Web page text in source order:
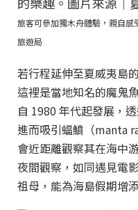
旅客可參加獨木舟體驗，親自
旅遊局
若行程延伸至夏威夷島
這裡是當地知名的魔鬼
自 1980 年代起發展，
進而吸引蝠鱝（manta
會近距離觀察其在海中
夜間觀察，如同遇見電
祖母，能為海島假期增